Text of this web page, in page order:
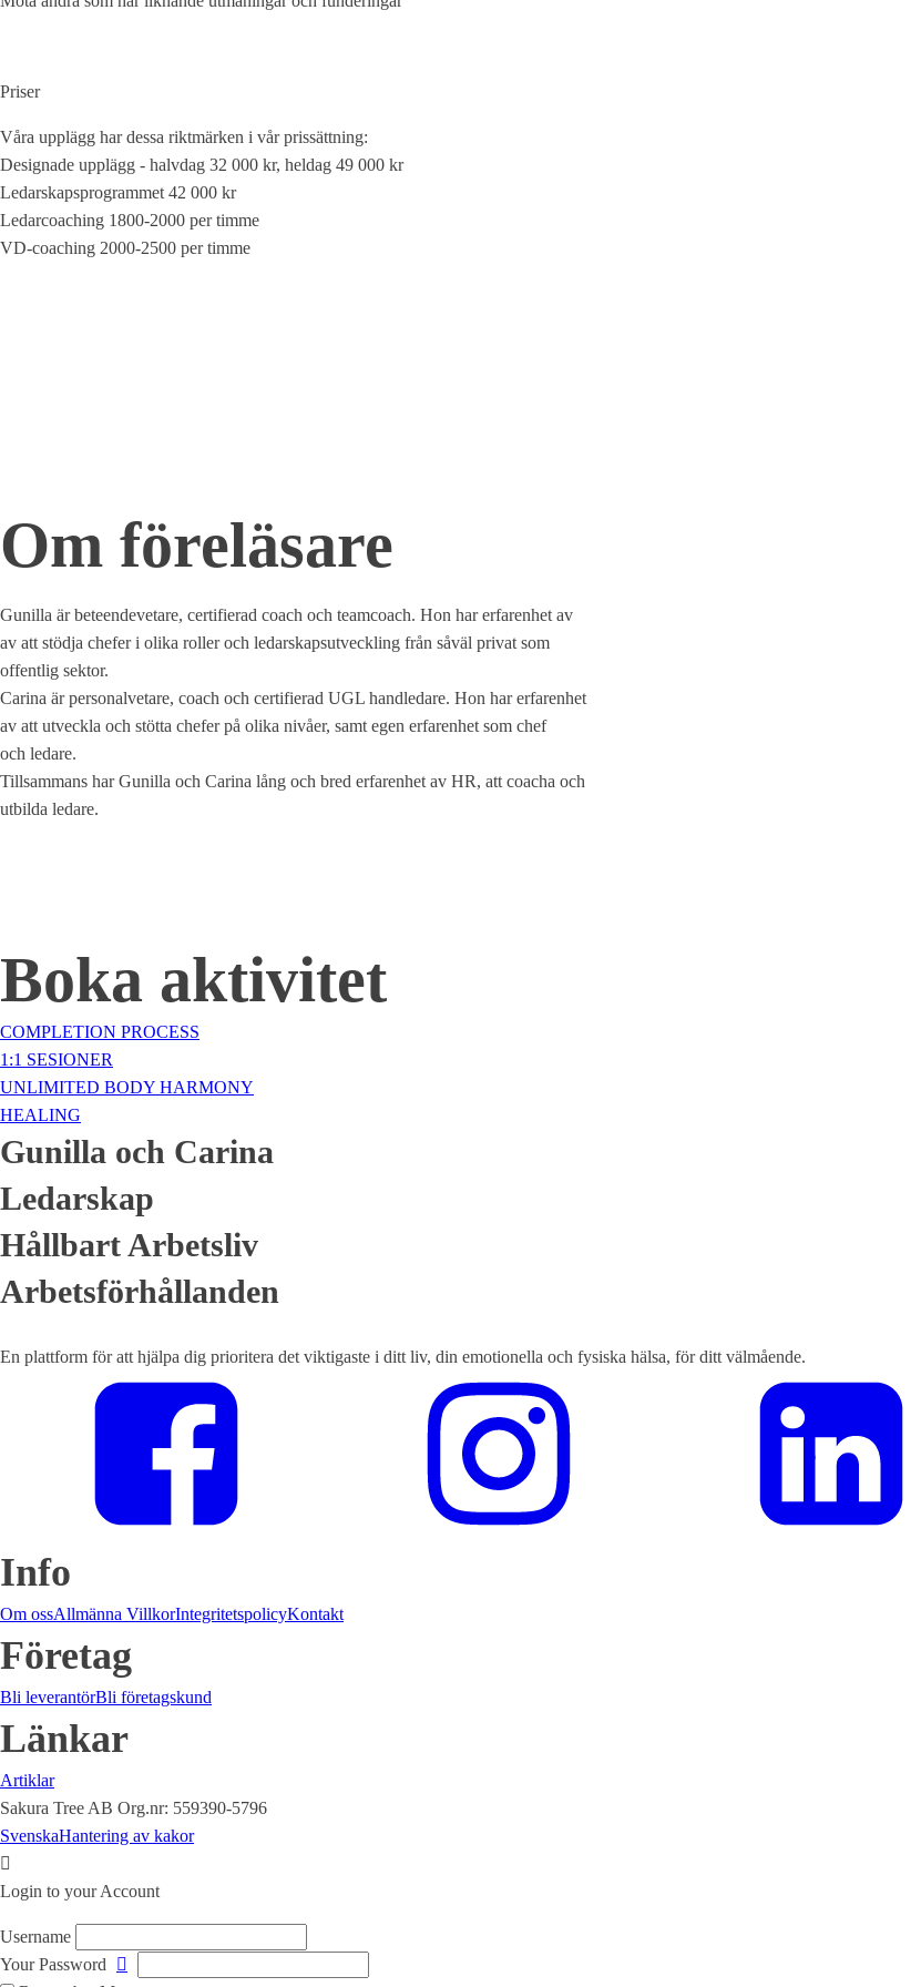
Priser
Våra upplägg har dessa riktmärken i vår prissättning:
Designade upplägg - halvdag 32 000 kr, heldag 49 000 kr
Ledarskapsprogrammet 42 000 kr
Ledarcoaching 1800-2000 per timme
VD-coaching 2000-2500 per timme
Om föreläsare
Gunilla är beteendevetare, certifierad coach och teamcoach. Hon har erfarenhet av
av att stödja chefer i olika roller och ledarskapsutveckling från såväl privat som
offentlig sektor.
Carina är personalvetare, coach och certifierad UGL handledare. Hon har erfarenhet
av att utveckla och stötta chefer på olika nivåer, samt egen erfarenhet som chef
och ledare.
Tillsammans har Gunilla och Carina lång och bred erfarenhet av HR, att coacha och
utbilda ledare.
Boka aktivitet
COMPLETION PROCESS
1:1 SESIONER
UNLIMITED BODY HARMONY
HEALING
Gunilla och Carina
Ledarskap
Hållbart Arbetsliv
Arbetsförhållanden
En plattform för att hjälpa dig prioritera det viktigaste i ditt liv, din emotionella och fysiska hälsa, för ditt välmående.
Info
Om ossAllmänna VillkorIntegritetspolicyKontakt
Företag
Bli leverantörBli företagskund
Länkar
Artiklar
Sakura Tree AB Org.nr: 559390-5796
SvenskaHantering av kakor
Login to your Account
Username
Your Password